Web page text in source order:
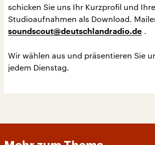
schicken Sie uns Ihr Kurzprofil und
Studioaufnahmen als Download.
soundscout@deutschlandradio.de .
Wir wählen aus und präsentieren Sie
jedem Dienstag.